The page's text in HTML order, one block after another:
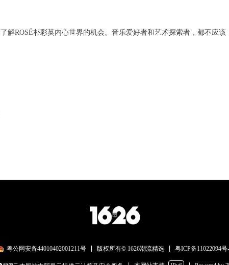
解ROSÉ朴彩英内心世界的机会。音乐爱好者和艺术探索者，都不应该
粤公网安备44010402001211号 版权所有© 1626潮流精选 粤ICP备11022094号